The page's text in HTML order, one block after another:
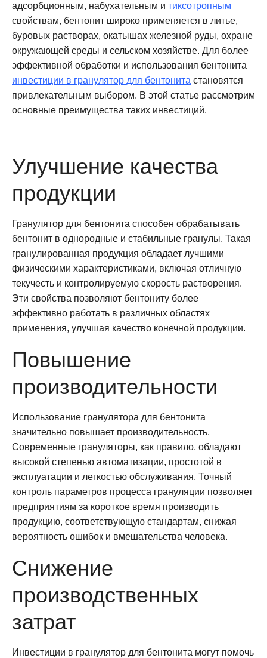
адсорбционным, набухательным и тиксотропным
свойствам, бентонит широко применяется в литье,
буровых растворах, окатышах железной руды, охране
окружающей среды и сельском хозяйстве. Для более
эффективной обработки и использования бентонита
инвестиции в гранулятор для бентонита становятся
привлекательным выбором. В этой статье рассмотрим
основные преимущества таких инвестиций.
Улучшение качества
продукции
Гранулятор для бентонита способен обрабатывать
бентонит в однородные и стабильные гранулы. Такая
гранулированная продукция обладает лучшими
физическими характеристиками, включая отличную
текучесть и контролируемую скорость растворения.
Эти свойства позволяют бентониту более
эффективно работать в различных областях
применения, улучшая качество конечной продукции.
Повышение
производительности
Использование гранулятора для бентонита
значительно повышает производительность.
Современные грануляторы, как правило, обладают
высокой степенью автоматизации, простотой в
эксплуатации и легкостью обслуживания. Точный
контроль параметров процесса грануляции позволяет
предприятиям за короткое время производить
продукцию, соответствующую стандартам, снижая
вероятность ошибок и вмешательства человека.
Снижение
производственных
затрат
Инвестиции в гранулятор для бентонита могут помочь